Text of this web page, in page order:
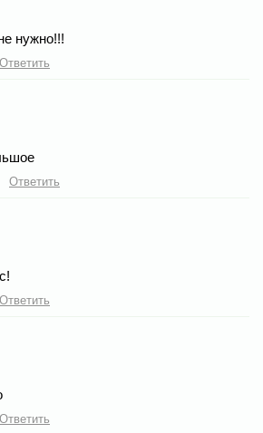
нужно!!!
Ответить
Ответить
Ответить
Ответить